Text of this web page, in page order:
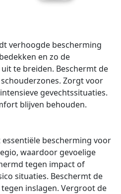
verhoogde bescherming
en zo de
te breiden. Beschermt de
Zorgt voor
gevechtssituaties.
blijven behouden.
bescherming voor
waardoor gevoelige
tegen impact of
situaties. Beschermt de
inslagen. Vergroot de